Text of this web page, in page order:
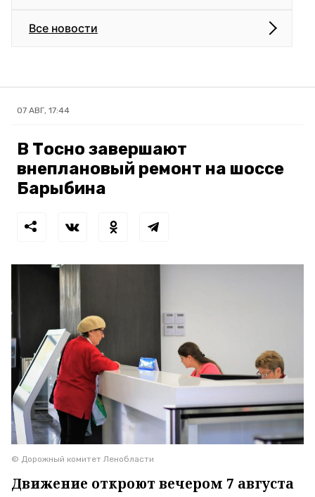
Все новости
07 АВГ, 17:44
В Тосно завершают
внеплановый ремонт на шоссе
Барыбина
© Дорожный комитет Ленобласти
Движение откроют вечером 7 августа